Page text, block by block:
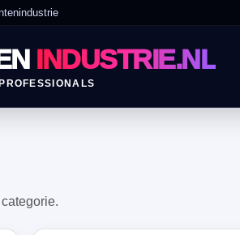
INDUSTRIE.NL